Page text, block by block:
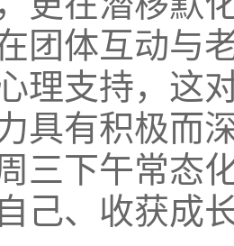
团体互动与
理支持，这
具有积极而
三下午常态
己、收获成